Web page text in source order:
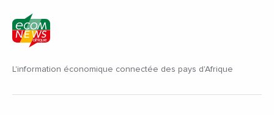
L'information économique connectée des pays d'Afrique